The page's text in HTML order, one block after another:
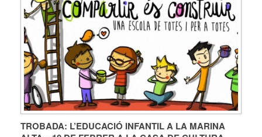
TROBADA: L’EDUCACIÓ INFANTIL A LA MARINA